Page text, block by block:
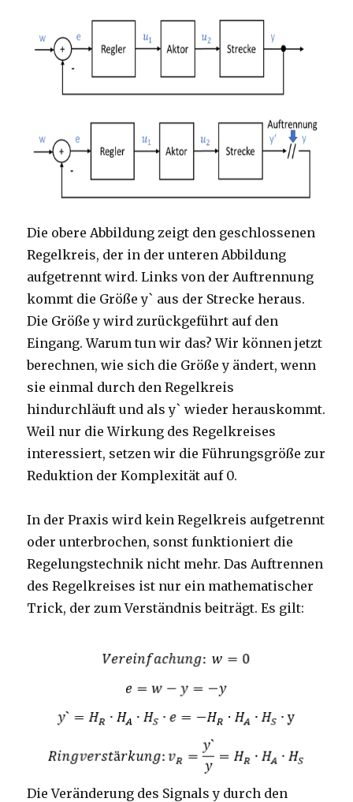
Die obere Abbildung zeigt den geschlossenen
Regelkreis, der in der unteren Abbildung
aufgetrennt wird. Links von der Auftrennung
kommt die Größe y` aus der Strecke heraus.
Die Größe y wird zurückgeführt auf den
Eingang. Warum tun wir das? Wir können jetzt
berechnen, wie sich die Größe y ändert, wenn
sie einmal durch den Regelkreis
hindurchläuft und als y` wieder herauskommt.
Weil nur die Wirkung des Regelkreises
interessiert, setzen wir die Führungsgröße zur
Reduktion der Komplexität auf 0.
In der Praxis wird kein Regelkreis aufgetrennt
oder unterbrochen, sonst funktioniert die
Regelungstechnik nicht mehr. Das Auftrennen
des Regelkreises ist nur ein mathematischer
Trick, der zum Verständnis beiträgt. Es gilt:
Die Veränderung des Signals y durch den